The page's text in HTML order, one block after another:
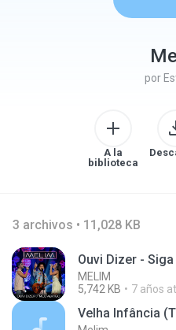
por
A la
biblioteca
3 archivos • 11,028 KB
MELIM
5,742 KB
7 años
Velha Infância